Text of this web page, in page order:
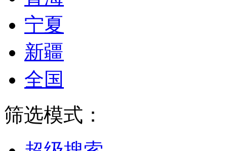
宁夏
新疆
全国
筛选模式：